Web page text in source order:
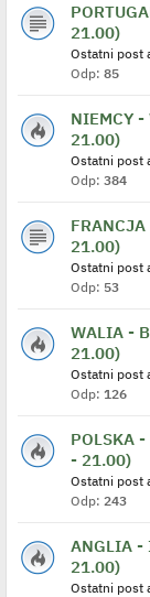
21.00)
Ostatni post
Odp: 85
NIEMCY
21.00)
Ostatni post
Odp: 384
21.00)
Ostatni post
Odp: 53
WALIA -
21.00)
Ostatni post
Odp: 126
POLSKA
- 21.00)
Ostatni post
Odp: 243
ANGLIA -
21.00)
Ostatni post